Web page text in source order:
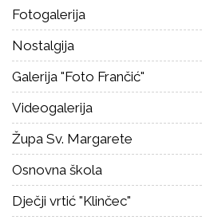
Fotogalerija
Nostalgija
Galerija "Foto Frančić"
Videogalerija
Župa Sv. Margarete
Osnovna škola
Dječji vrtić "Klinčec"